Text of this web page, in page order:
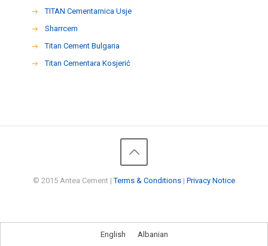
ΤΙΤΑΝ Cementarnica Usje
Sharrcem
Titan Cement Bulgaria
Titan Cementara Kosjerić
© 2015 Antea Cement |Terms & Conditions | Privacy Notice
English Albanian